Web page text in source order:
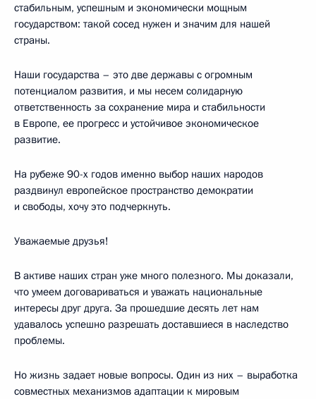
стабильным, успешным и экономически мощным
государством: такой сосед нужен и значим для нашей
страны.
Наши государства – это две державы с огромным
потенциалом развития, и мы несем солидарную
ответственность за сохранение мира и стабильности
в Европе, ее прогресс и устойчивое экономическое
развитие.
На рубеже 90-х годов именно выбор наших народов
раздвинул европейское пространство демократии
и свободы, хочу это подчеркнуть.
Уважаемые друзья!
В активе наших стран уже много полезного. Мы доказали,
что умеем договариваться и уважать национальные
интересы друг друга. За прошедшие десять лет нам
удавалось успешно разрешать доставшиеся в наследство
проблемы.
Но жизнь задает новые вопросы. Один из них – выработка
совместных механизмов адаптации к мировым